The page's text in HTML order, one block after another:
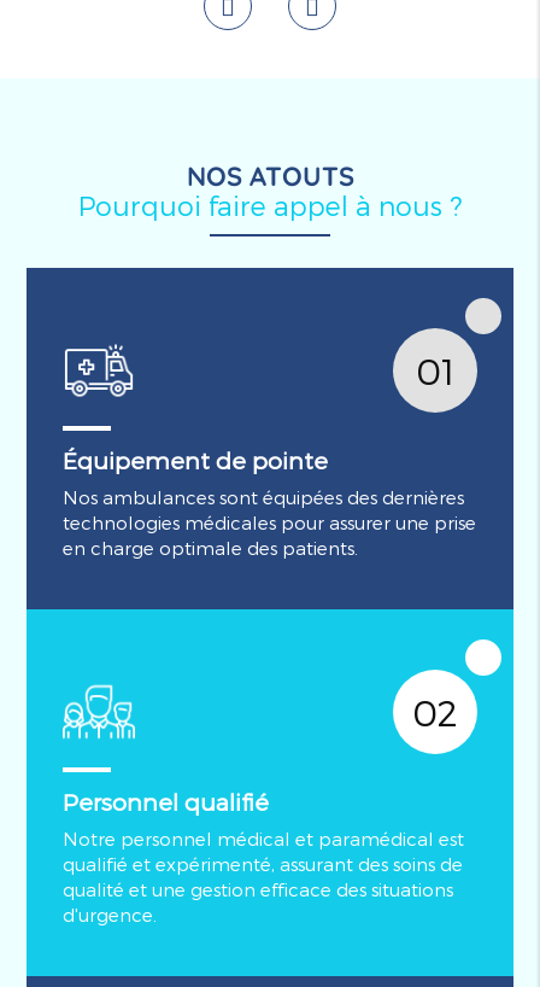
NOS ATOUTS
Pourquoi faire appel à nous ?
01
Équipement de pointe
Nos ambulances sont équipées des dernières
technologies médicales pour assurer une prise
en charge optimale des patients.
02
Personnel qualifié
Notre personnel médical et paramédical est
qualifié et expérimenté, assurant des soins de
qualité et une gestion efficace des situations
d'urgence.